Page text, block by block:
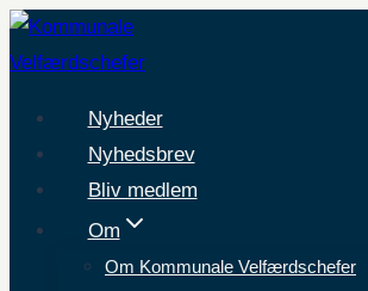
Fortsæt
til
Nyheder
Nyhedsbrev
Bliv medlem
Om
Om Kommunale Velfærdschefer